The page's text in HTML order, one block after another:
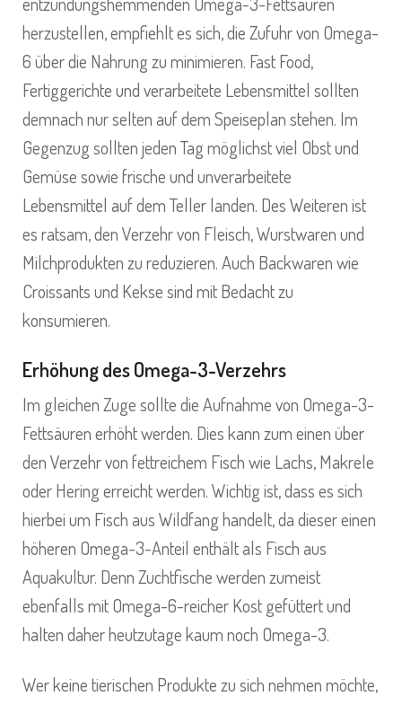
herzustellen, empfiehlt es sich, die Zufuhr von Omega-
6 über die Nahrung zu minimieren. Fast Food,
Fertiggerichte und verarbeitete Lebensmittel sollten
demnach nur selten auf dem Speiseplan stehen. Im
Gegenzug sollten jeden Tag möglichst viel Obst und
Gemüse sowie frische und unverarbeitete
Lebensmittel auf dem Teller landen. Des Weiteren ist
es ratsam, den Verzehr von Fleisch, Wurstwaren und
Milchprodukten zu reduzieren. Auch Backwaren wie
Croissants und Kekse sind mit Bedacht zu
konsumieren.
Erhöhung des Omega-3-Verzehrs
Im gleichen Zuge sollte die Aufnahme von Omega-3-
Fettsäuren erhöht werden. Dies kann zum einen über
den Verzehr von fettreichem Fisch wie Lachs, Makrele
oder Hering erreicht werden. Wichtig ist, dass es sich
hierbei um Fisch aus Wildfang handelt, da dieser einen
höheren Omega-3-Anteil enthält als Fisch aus
Aquakultur. Denn Zuchtfische werden zumeist
ebenfalls mit Omega-6-reicher Kost gefüttert und
halten daher heutzutage kaum noch Omega-3.
Wer keine tierischen Produkte zu sich nehmen möchte,